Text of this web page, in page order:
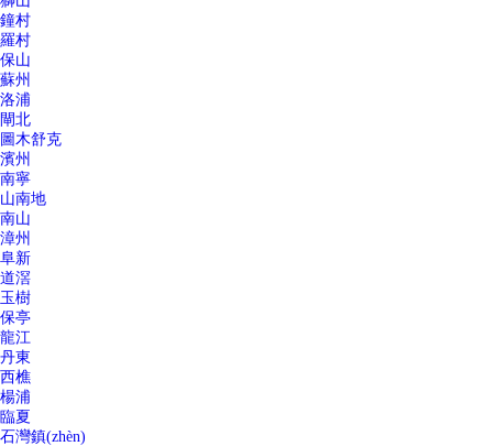
鐘村
羅村
保山
蘇州
洛浦
閘北
圖木舒克
濱州
南寧
山南地
南山
漳州
阜新
道滘
玉樹
保亭
龍江
丹東
西樵
楊浦
臨夏
石灣鎮(zhèn)